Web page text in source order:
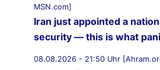
MSN.com]
Iran just appointed a
security — this is what
08.08.2026 - 21:50 Uhr